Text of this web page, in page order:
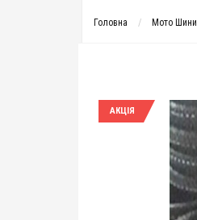
Головна Мото Шини
АКЦІЯ